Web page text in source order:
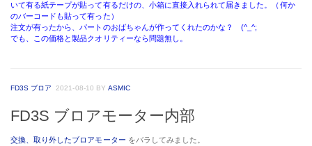
いて有る紙テープが貼って有るだけの、小箱に直接入れられて届きました。（何か
のバーコードも貼って有った）
注文が有ったから、パートのおばちゃんが作ってくれたのかな？ (^_^;
でも、この価格と製品クオリティーなら問題無し。
FD3S ブロア 2021-08-10 BY ASMIC
FD3S ブロアモーター内部
交換、取り外したブロアモーター をバラしてみました。